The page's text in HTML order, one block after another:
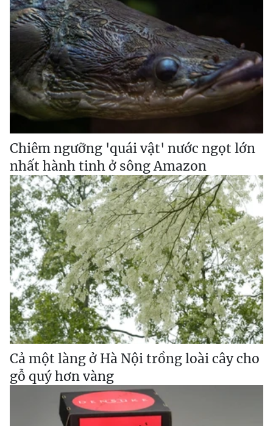
Chiêm ngưỡng 'quái vật' nước ngọt lớn
nhất hành tinh ở sông Amazon
Cả một làng ở Hà Nội trồng loài cây cho
gỗ quý hơn vàng